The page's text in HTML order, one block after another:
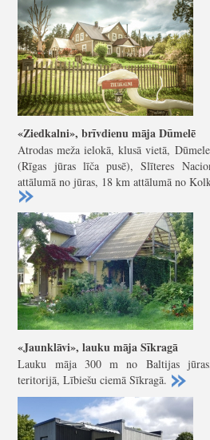
«Ziedkalni», brīvdienu māja Dūmelē
Atrodas meža ielokā, klusā vietā,
(Rīgas jūras līča pusē), Slīteres
attālumā no jūras, 18 km attālumā no
«Jaunklāvi», lauku māja Sīkragā
Lauku māja 300 m no Baltijas
teritorijā, Lībiešu ciemā Sīkragā.